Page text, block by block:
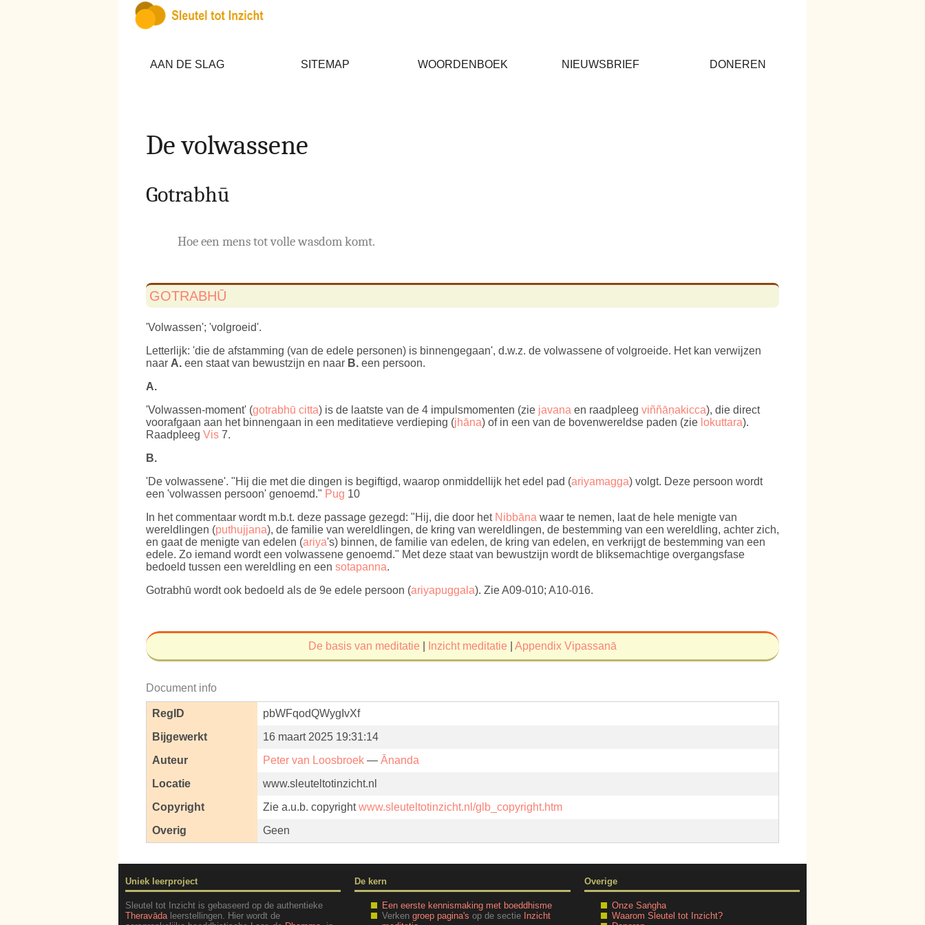
AAN DE SLAG SITEMAP WOORDENBOEK NIEUWSBRIEF DONEREN
De volwassene
Gotrabhū
Hoe een mens tot volle wasdom komt.
GOTRABHŪ
'Volwassen'; 'volgroeid'.
Letterlijk: 'die de afstamming (van de edele personen) is binnengegaan', d.w.z. de volwassene of volgroeide. Het kan verwijzen
naar A. een staat van bewustzijn en naar B. een persoon.
A.
'Volwassen-moment' (gotrabhū citta) is de laatste van de 4 impulsmomenten (zie javana en raadpleeg viññāṇakicca), die direct
voorafgaan aan het binnengaan in een meditatieve verdieping (jhāna) of in een van de bovenwereldse paden (zie lokuttara).
Raadpleeg Vis 7.
B.
'De volwassene'. "Hij die met die dingen is begiftigd, waarop onmiddellijk het edel pad (ariyamagga) volgt. Deze persoon wordt
een 'volwassen persoon' genoemd." Pug 10
In het commentaar wordt m.b.t. deze passage gezegd: "Hij, die door het Nibbāna waar te nemen, laat de hele menigte van
wereldlingen (puthujjana), de familie van wereldlingen, de kring van wereldlingen, de bestemming van een wereldling, achter zich,
en gaat de menigte van edelen (ariya's) binnen, de familie van edelen, de kring van edelen, en verkrijgt de bestemming van een
edele. Zo iemand wordt een volwassene genoemd." Met deze staat van bewustzijn wordt de bliksemachtige overgangsfase
bedoeld tussen een wereldling en een sotapanna.
Gotrabhū wordt ook bedoeld als de 9e edele persoon (ariyapuggala). Zie A09-010; A10-016.
De basis van meditatie Inzicht meditatie Appendix Vipassanā
Document info
RegID
pbWFqodQWygIvXf
Bijgewerkt
16 maart 2025 19:31:14
Auteur
Peter van Loosbroek — Ānanda
Locatie
www.sleuteltotinzicht.nl
Copyright
Zie a.u.b. copyrightwww.sleuteltotinzicht.nl/glb_copyright.htm
Overig
Geen
Uniek leerproject
Sleutel tot Inzicht is gebaseerd op de authentieke
Theravādaleerstellingen. Hier wordt de
De kern
Een eerste kennismaking met boeddhisme
Verkengroep pagina's op de sectie Inzicht
Overige
Onze Saṅgha
Waarom Sleutel tot Inzicht?